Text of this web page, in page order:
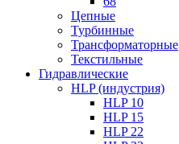
Цепные
Турбинные
Трансформаторные
Текстильные
Гидравлические
HLP (индустрия)
HLP 10
HLP 15
HLP 22